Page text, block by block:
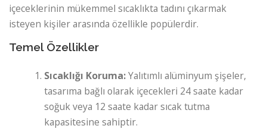
içeceklerinin mükemmel sıcaklıkta tadını çıkarmak
isteyen kişiler arasında özellikle popülerdir.
Temel Özellikler
Sıcaklığı Koruma:Yalıtımlı alüminyum şişeler,
tasarıma bağlı olarak içecekleri 24 saate kadar
soğuk veya 12 saate kadar sıcak tutma
kapasitesine sahiptir.